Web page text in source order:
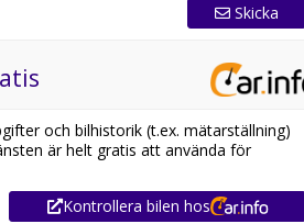
Skicka
och bilhistorik (t.ex. mätarställning)
är helt gratis att använda för
Kontrollera bilen hos